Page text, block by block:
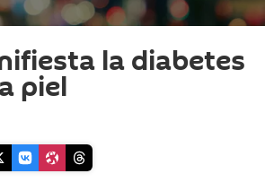
la diabetes
piel